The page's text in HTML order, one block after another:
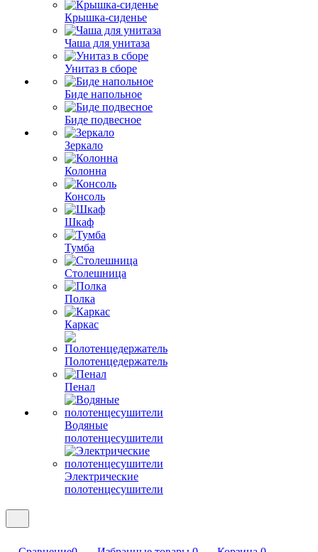
Крышка-сиденье
Чаша для унитаза
Унитаз в сборе
Биде напольное
Биде подвесное
Зеркало
Колонна
Консоль
Шкаф
Тумба
Столешница
Полка
Каркас
Полотенцедержатель
Пенал
Водяные
полотенцесушители
Электрические
полотенцесушители